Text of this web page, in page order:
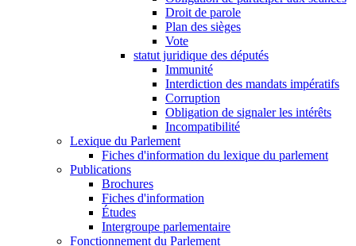
Droit de parole
Plan des sièges
Vote
statut juridique des députés
Immunité
Interdiction des mandats impératifs
Corruption
Obligation de signaler les intérêts
Incompatibilité
Lexique du Parlement
Fiches d'information du lexique du parlement
Publications
Brochures
Fiches d'information
Études
Intergroupe parlementaire
Fonctionnement du Parlement